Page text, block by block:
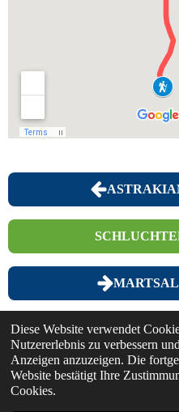
Diese Website verwendet
Nutzererlebnis zu verbessern
Anzeigen anzuzeigen. Die
Website bestätigt Ihre
Cookies.
© 2025 - 2026 Discover... on Foot